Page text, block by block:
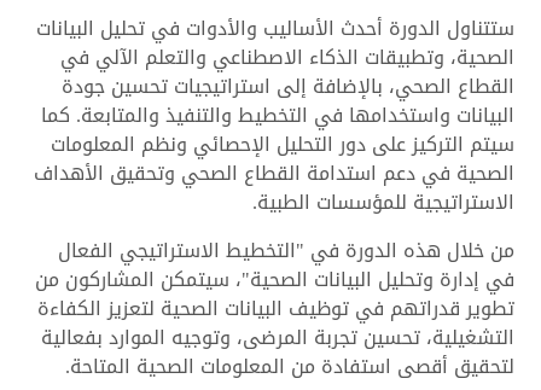
ستتناول الدورة أحدث الأساليب والأدوات في تحليل البيانات
الصحية، وتطبيقات الذكاء الاصطناعي والتعلم الآلي في
القطاع الصحي، بالإضافة إلى استراتيجيات تحسين جودة
البيانات واستخدامها في التخطيط والتنفيذ والمتابعة. كما
سيتم التركيز على دور التحليل الإحصائي ونظم المعلومات
الصحية في دعم استدامة القطاع الصحي وتحقيق الأهداف
الاستراتيجية للمؤسسات الطبية.
من خلال هذه الدورة في "التخطيط الاستراتيجي الفعال
في إدارة وتحليل البيانات الصحية"، سيتمكن المشاركون من
تطوير قدراتهم في توظيف البيانات الصحية لتعزيز الكفاءة
التشغيلية، تحسين تجربة المرضى، وتوجيه الموارد بفعالية
لتحقيق أقصى استفادة من المعلومات الصحية المتاحة.